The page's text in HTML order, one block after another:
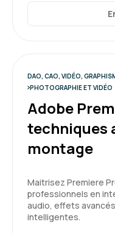
DAO, CAO, VIDÉO,
PHOTOGRAPHIE ET VIDÉO
Adobe
techniques
montage
Maitrisez Premiere
professionnels en
audio, effets
intelligentes.